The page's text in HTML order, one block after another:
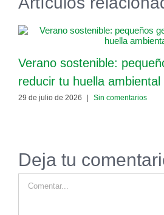
Verano sostenible:
reducir tu huella ambiental
29 de julio de 2026 | Sin comentarios
Deja tu